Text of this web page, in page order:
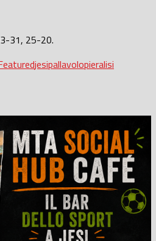
31, 25-20.
jesipallavolopieralisi